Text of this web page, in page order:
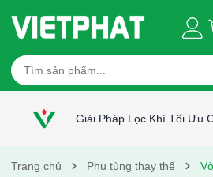
Giải Pháp Lọc Khí Tối Ưu
Trang chủ Phụ tùng thay thế